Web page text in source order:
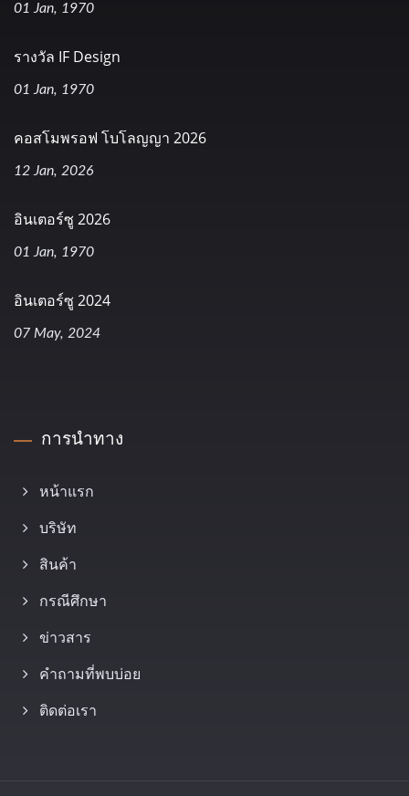
01 Jan, 1970
รางวัล IF Design
01 Jan, 1970
คอสโมพรอฟ โบโลญญา 2026
12 Jan, 2026
อินเตอร์ซู 2026
01 Jan, 1970
อินเตอร์ซู 2024
07 May, 2024
การนำทาง
หน้าแรก
บริษัท
สินค้า
กรณีศึกษา
ข่าวสาร
คำถามที่พบบ่อย
ติดต่อเรา